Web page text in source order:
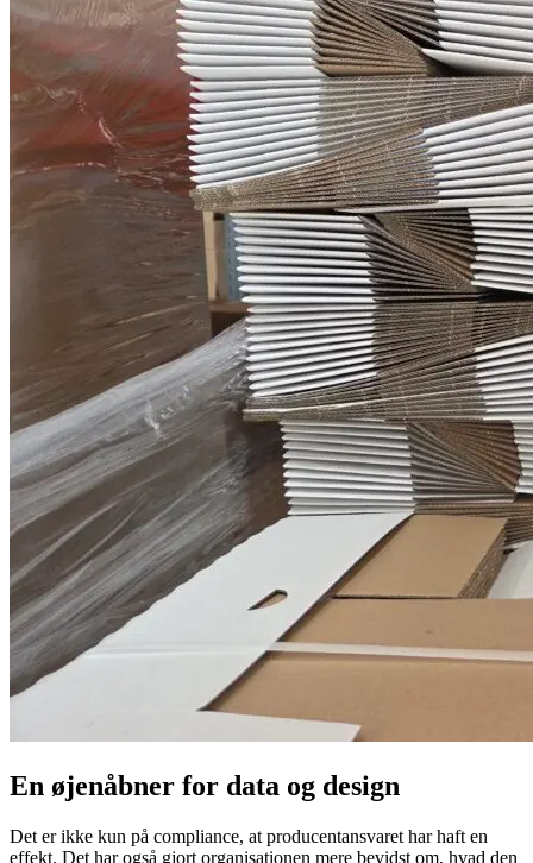
En øjenåbner for data og design
Det er ikke kun på compliance, at producentansvaret har haft en
effekt. Det har også gjort organisationen mere bevidst om, hvad den